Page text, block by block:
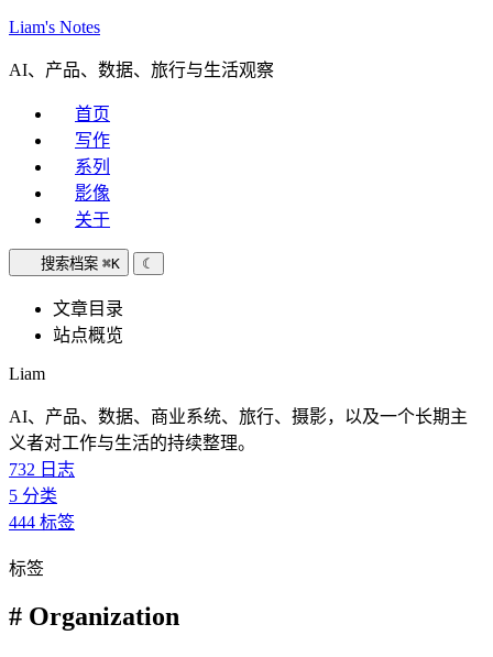
Liam's Notes
AI、产品、数据、旅行与生活观察
首页
写作
系列
影像
关于
搜索档案 ⌘K ☾
文章目录
站点概览
Liam
AI、产品、数据、商业系统、旅行、摄影，以及一个长期主
义者对工作与生活的持续整理。
732 日志
5 分类
444 标签
标签
# Organization